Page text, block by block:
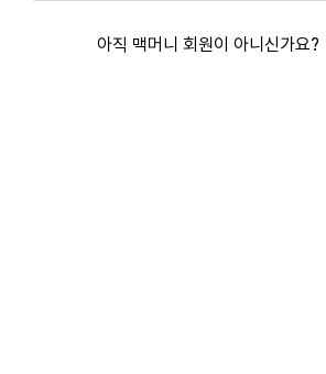
아직 맥머니 회원이 아니신가요?